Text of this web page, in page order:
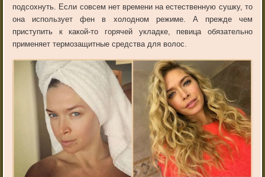
подсохнуть. Если совсем нет времени на естественную сушку, то
она использует фен в холодном режиме. А прежде чем
приступить к какой-то горячей укладке, певица обязательно
применяет термозащитные средства для волос.